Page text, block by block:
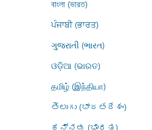
বাংলা (ভারত)
ਪੰਜਾਬੀ (ਭਾਰਤ)
ગુજરાતી (ભારત)
ଓଡ଼ିଆ (ଭାରତ)
தமிழ் (இந்தியா)
తెలుగు (భారతదేశం)
ಕನ್ನಡ (ಭಾರತ)